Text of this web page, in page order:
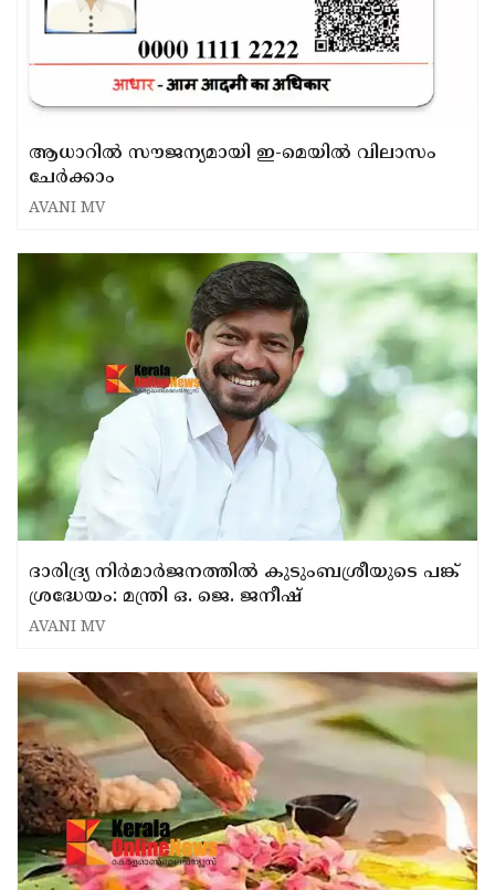
ആധാറിൽ സൗജന്യമായി ഇ-മെയിൽ വിലാസം
ചേർക്കാം
AVANI MV
ദാരിദ്ര്യ നിർമാർജനത്തിൽ കുടുംബശ്രീയുടെ പങ്ക്
ശ്രദ്ധേയം: മന്ത്രി ഒ. ജെ. ജനീഷ്
AVANI MV